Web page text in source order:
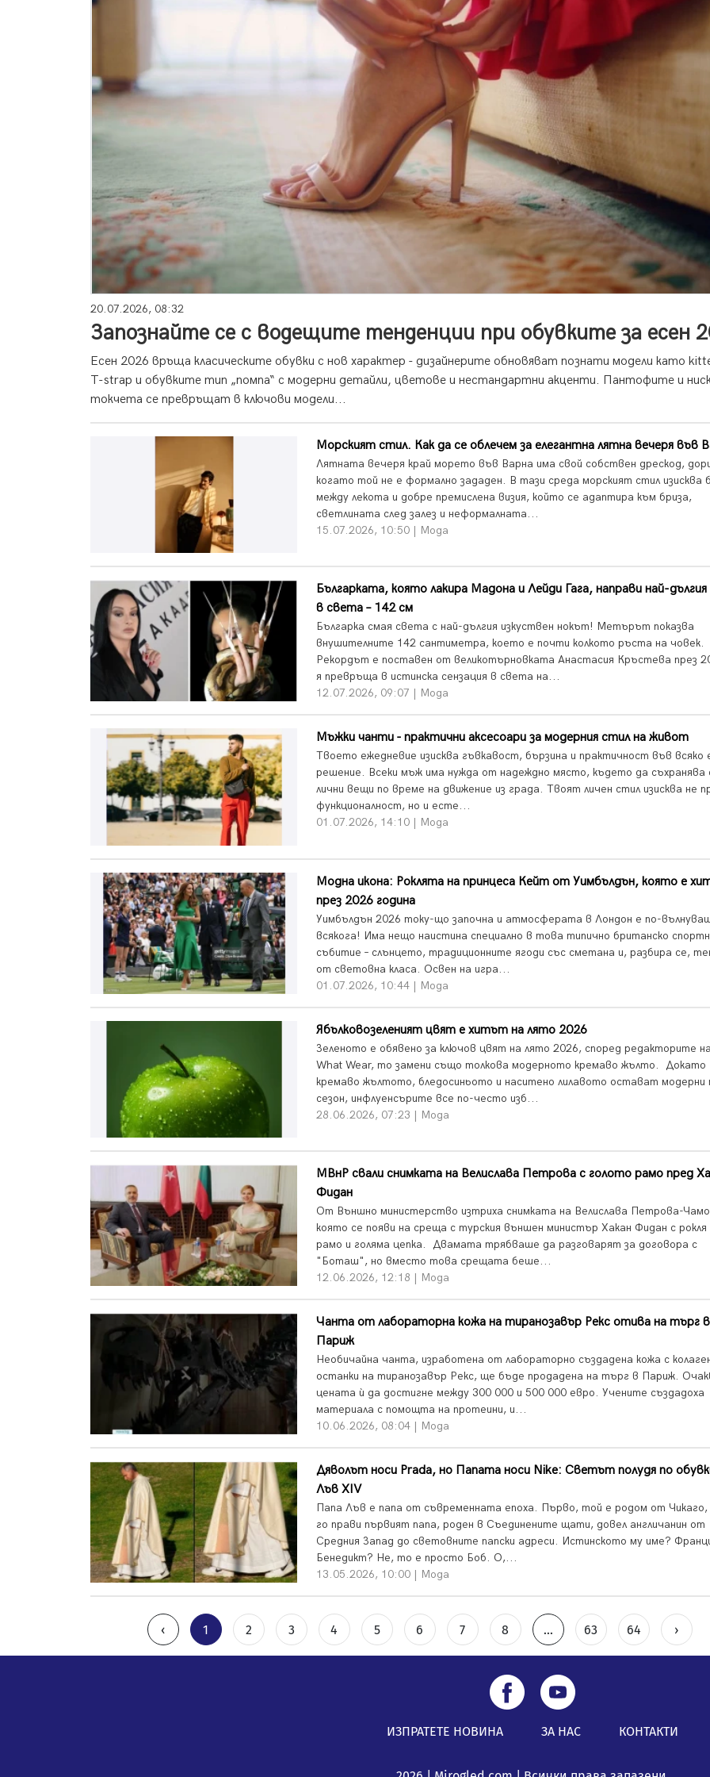
20.07.2026, 08:32
Запознайте се с водещите тенденции при обувките за есен
Есен 2026 връща класическите обувки с нов характер - дизайнерите обновяват познати модели като
T-strap и обувките тип „помпа“ с модерни детайли, цветове и нестандартни акценти. Пантофите и
токчета се превръщат в ключови модели...
Морският стил. Как да се облечем за елегантна лятна вечеря във
Лятната вечеря край морето във Варна има свой собствен дрескод,
когато той не е формално зададен. В тази среда морският стил изисква
между лекота и добре премислена визия, който се адаптира към бриза,
светлината след залез и неформалната...
15.07.2026, 10:50 | Мода
Българката, която лакира Мадона и Лейди Гага, направи най-
в света – 142 см
Българка смая света с най-дългия изкуствен нокът! Метърът показва
внушителните 142 сантиметра, което е почти колкото ръста на човек.
Рекордът е поставен от великотърновката Анастасия Кръстева през
я превръща в истинска сензация в света на...
12.07.2026, 09:07 | Мода
Мъжки чанти - практични аксесоари за модерния стил на живот
Твоето ежедневие изисква гъвкавост, бързина и практичност във всяко
решение. Всеки мъж има нужда от надеждно място, където да съхранява
лични вещи по време на движение из града. Твоят личен стил изисква не
функционалност, но и есте...
01.07.2026, 14:10 | Мода
Модна икона: Роклята на принцеса Кейт от Уимбълдън, която е
през 2026 година
Уимбълдън 2026 току-що започна и атмосферата в Лондон е по-
всякога! Има нещо наистина специално в това типично британско
събитие – слънцето, традиционните ягоди със сметана и, разбира се,
от световна класа. Освен на игра...
01.07.2026, 10:44 | Мода
Ябълковозеленият цвят е хитът на лято 2026
Зеленото е обявено за ключов цвят на лято 2026, според редакторите
What Wear, то замени също толкова модерното кремаво жълто. Докато
кремаво жълтото, бледосиньото и наситено лилавото остават модерни
сезон, инфлуенсърите все по-често изб...
28.06.2026, 07:23 | Мода
МВнР свали снимката на Велислава Петрова с голото рамо пред
Фидан
От Външно министерство изтриха снимката на Велислава Петрова-
която се появи на среща с турския външен министър Хакан Фидан с рокля
рамо и голяма цепка. Двамата трябваше да разговарят за договора с
"Боташ", но вместо това срещата беше...
12.06.2026, 12:18 | Мода
Чанта от лабораторна кожа на тиранозавър Рекс отива на търг в
Париж
Необичайна чанта, изработена от лабораторно създадена кожа с
останки на тиранозавър Рекс, ще бъде продадена на търг в Париж.
цената ѝ да достигне между 300 000 и 500 000 евро. Учените създадоха
материала с помощта на протеини, и...
10.06.2026, 08:04 | Мода
Дяволът носи Prada, но Папата носи Nike: Светът полудя по
Лъв XIV
Папа Лъв е папа от съвременната епоха. Първо, той е родом от Чикаго,
го прави първият папа, роден в Съединените щати, довел англичанин от
Средния Запад до световните папски адреси. Истинското му име?
Бенедикт? Не, то е просто Боб. О,...
13.05.2026, 10:00 | Мода
‹ 1 2 3 4 5 6 7 8 ... 63 64 ›
ИЗПРАТЕТЕ НОВИНА ЗА НАС КОНТАКТИ